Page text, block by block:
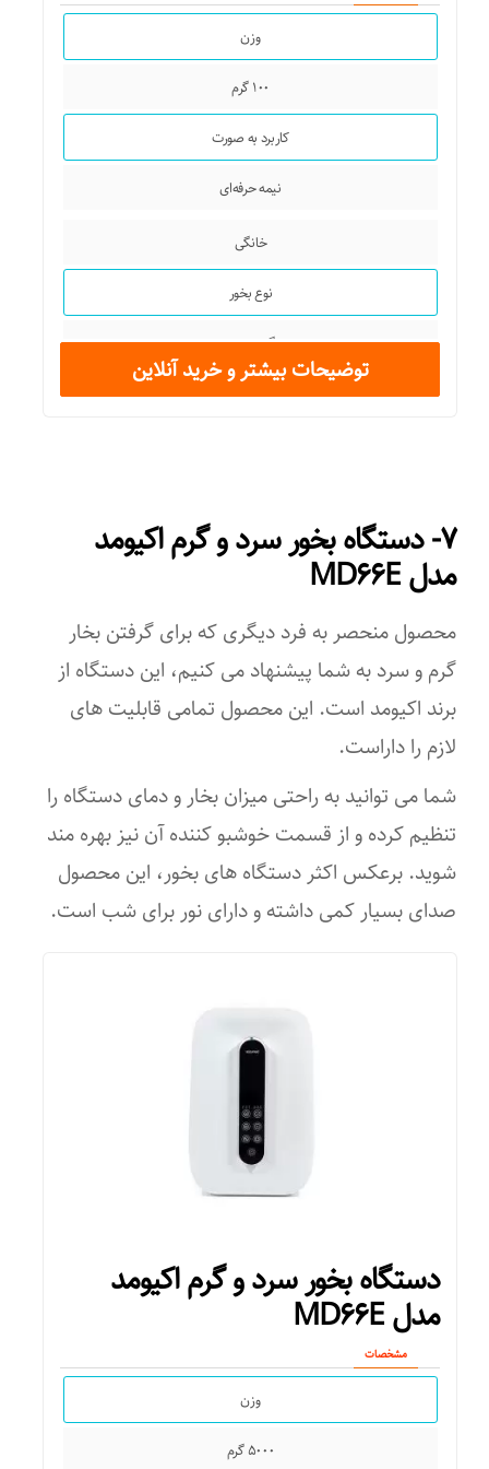
وزن
۱۰۰ گرم
کاربرد به صورت
نیمه حرفه‌ای
خانگی
نوع بخور
گرم و سرد
صفحه نمایشگر
شدت قابل تنظیم
منبع انرژی
شارژی
توضیحات بیشتر و خرید آنلاین
۷- دستگاه بخور سرد و گرم اکیومد
مدل MD۶۶E
محصول منحصر به فرد دیگری که برای گرفتن بخار
گرم و سرد به شما پیشنهاد می کنیم، این دستگاه از
برند اکیومد است. این محصول تمامی قابلیت های
لازم را داراست.
شما می توانید به راحتی میزان بخار و دمای دستگاه را
تنظیم کرده و از قسمت خوشبو کننده آن نیز بهره مند
شوید. برعکس اکثر دستگاه های بخور، این محصول
صدای بسیار کمی داشته و دارای نور برای شب است.
دستگاه بخور سرد و گرم اکیومد
مدل MD۶۶E
مشخصات
وزن
۵۰۰۰ گرم